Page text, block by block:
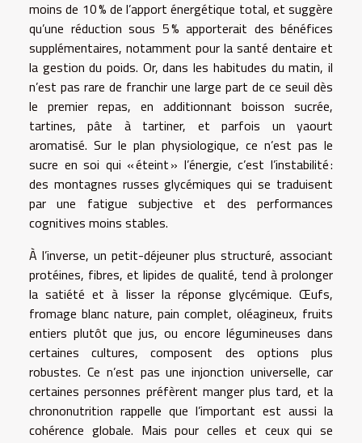
moins de 10 % de l’apport énergétique total, et suggère
qu’une réduction sous 5 % apporterait des bénéfices
supplémentaires, notamment pour la santé dentaire et
la gestion du poids. Or, dans les habitudes du matin, il
n’est pas rare de franchir une large part de ce seuil dès
le premier repas, en additionnant boisson sucrée,
tartines, pâte à tartiner, et parfois un yaourt
aromatisé. Sur le plan physiologique, ce n’est pas le
sucre en soi qui « éteint » l’énergie, c’est l’instabilité :
des montagnes russes glycémiques qui se traduisent
par une fatigue subjective et des performances
cognitives moins stables.
À l’inverse, un petit-déjeuner plus structuré, associant
protéines, fibres, et lipides de qualité, tend à prolonger
la satiété et à lisser la réponse glycémique. Œufs,
fromage blanc nature, pain complet, oléagineux, fruits
entiers plutôt que jus, ou encore légumineuses dans
certaines cultures, composent des options plus
robustes. Ce n’est pas une injonction universelle, car
certaines personnes préfèrent manger plus tard, et la
chrononutrition rappelle que l’important est aussi la
cohérence globale. Mais pour celles et ceux qui se